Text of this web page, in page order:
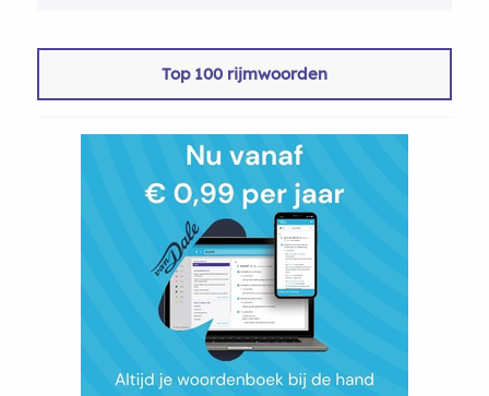
Top 100 rijmwoorden